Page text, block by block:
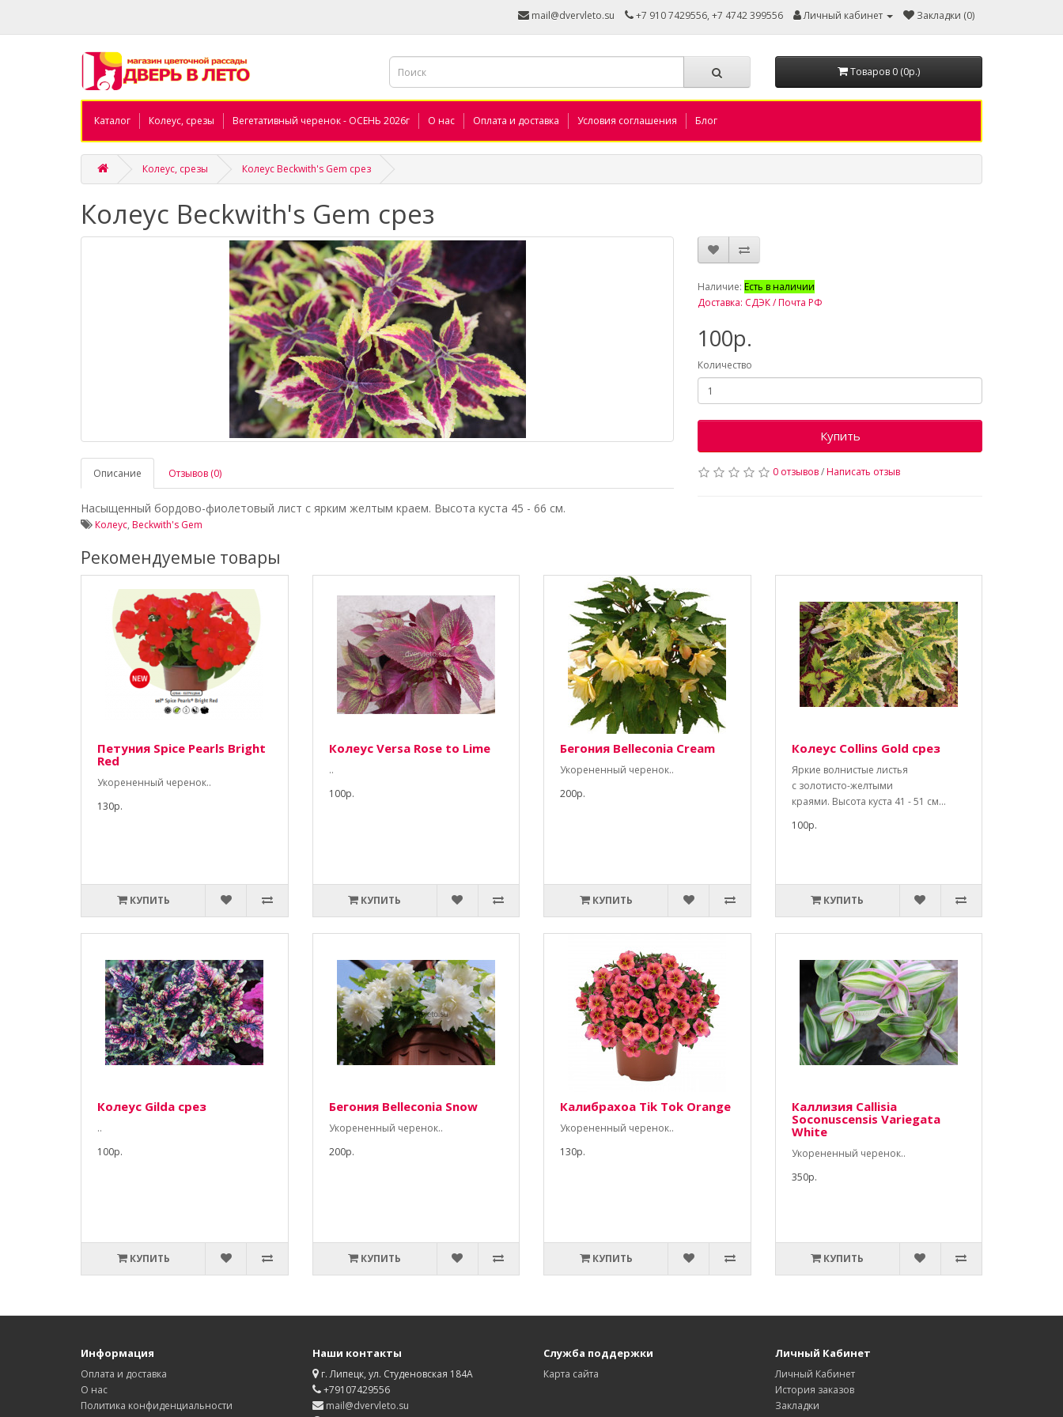
mail@dvervleto.su +7 910 7429556, +7 4742 399556 Личный кабинет Закладки (0)
Товаров 0 (0р.)
Каталог Колеус, срезы Вегетативный черенок - ОСЕНЬ 2026г О нас Оплата и доставка Условия соглашения Блог
Колеус, срезы Колеус Beckwith's Gem срез
Колеус Beckwith's Gem срез
Описание Отзывов (0)
Насыщенный бордово-фиолетовый лист с ярким желтым краем. Высота куста 45 - 66 см.
Наличие: Есть в наличии
Доставка: СДЭК / Почта РФ
100р.
Количество
Купить
0 отзывов/Написать отзыв
Колеус, Beckwith's Gem
Рекомендуемые товары
Петуния Spice Pearls Bright
Red
Укорененный черенок..
130р.
КУПИТЬ
Колеус Versa Rose to Lime
..
100р.
КУПИТЬ
Бегония Belleconia Cream
Укорененный черенок..
200р.
КУПИТЬ
Колеус Collins Gold срез
Яркие волнистые листья
c золотисто-желтыми
краями. Высота куста 41 - 51 см...
100р.
КУПИТЬ
Колеус Gilda срез
..
100р.
КУПИТЬ
Бегония Belleconia Snow
Укорененный черенок..
200р.
КУПИТЬ
Калибрахоа Tik Tok Orange
Укорененный черенок..
130р.
КУПИТЬ
Каллизия Callisia
Soconuscensis Variegata
White
Укорененный черенок..
350р.
КУПИТЬ
Информация
Оплата и доставка
О нас
Политика конфиденциальности
Наши контакты
г. Липецк, ул. Студеновская 184А
+79107429556
mail@dvervleto.su
Служба поддержки
Карта сайта
Личный Кабинет
Личный Кабинет
История заказов
Закладки